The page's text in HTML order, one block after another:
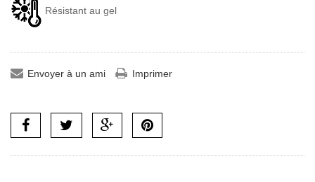
Résistant au gel
Envoyer à un ami Imprimer